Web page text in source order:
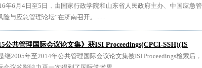
年6月4日至5日，由国家行政学院和山东省人民政府主办、中国应急
险与应急管理论坛”在济南召开。......
公共管理国际会议论文集》获ISI Proceedings(CPCI-SSH)(IS
2005年至2014年公共管理国际会议论文集被ISI Proceedings检索后